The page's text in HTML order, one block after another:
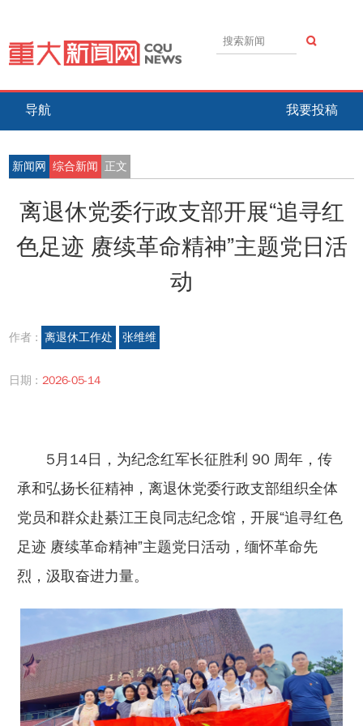
导航 我要投稿
新闻网 综合新闻 正文
离退休党委行政支部开展“追寻红
色足迹 赓续革命精神”主题党日活
动
作者 : 离退休工作处 张维维
日期 : 2026-05-14
5月14日，为纪念红军长征胜利 90 周年，传
承和弘扬长征精神，离退休党委行政支部组织全体
党员和群众赴綦江王良同志纪念馆，开展“追寻红色
足迹 赓续革命精神”主题党日活动，缅怀革命先
烈，汲取奋进力量。